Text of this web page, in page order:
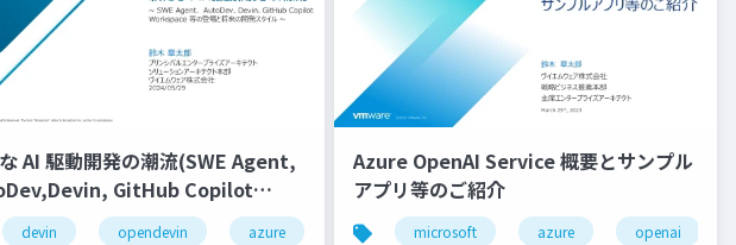
designer & developer collaboration fpt fpt ai factory nvidia
copilot github copilot chat visual studio code java spring boot
AI 駆動開発の潮流(SWE Agent,
GitHub Copilot
等)
devin opendevin azure autodev github github copilot
Azure OpenAI Service 概要とサンプル
アプリ等のご紹介
microsoft azure openai